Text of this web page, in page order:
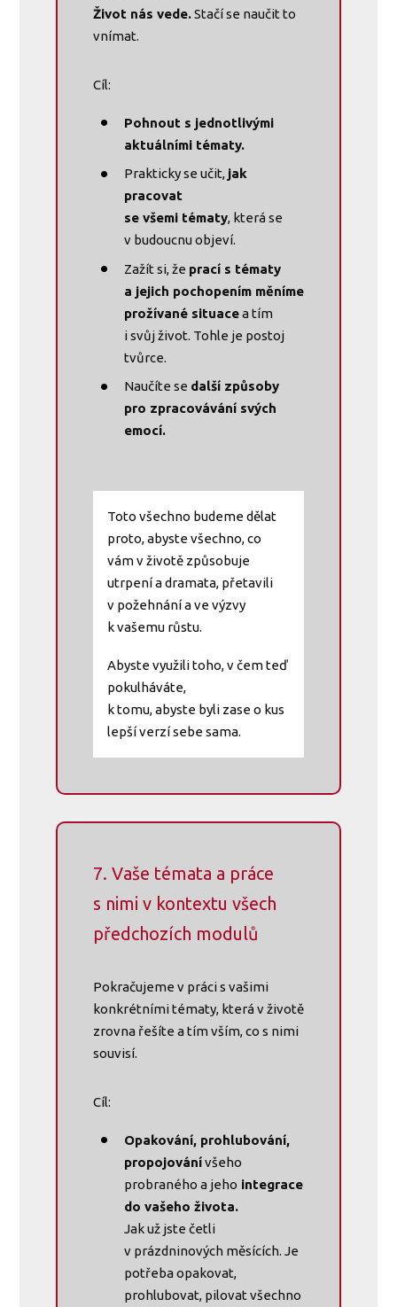
Život nás vede.Stačí se naučit to
vnímat.
Cíl:
Pohnout s jednotlivými
aktuálními tématy.
Prakticky se učit, jak
pracovat
se všemi tématy, která se
v budoucnu objeví.
Zažít si, že prací s tématy
a jejich pochopením měníme
prožívané situacea tím
i svůj život. Tohle je postoj
tvůrce.
Naučíte se další způsoby
pro zpracovávání svých
emocí.
Toto všechno budeme dělat
proto, abyste všechno, co
vám v životě způsobuje
utrpení a dramata, přetavili
v požehnání a ve výzvy
k vašemu růstu.
Abyste využili toho, v čem teď
pokulháváte,
k tomu, abyste byli zase o kus
lepší verzí sebe sama.
7. Vaše témata a práce
s nimi v kontextu všech
předchozích modulů
Pokračujeme v práci s vašimi
konkrétními tématy, která v životě
zrovna řešíte a tím vším, co s nimi
souvisí.
Cíl:
Opakování, prohlubování,
propojovánívšeho
probraného a jeho integrace
do vašeho života.
Jak už jste četli
v prázdninových měsících. Je
potřeba opakovat,
prohlubovat, pilovat všechno